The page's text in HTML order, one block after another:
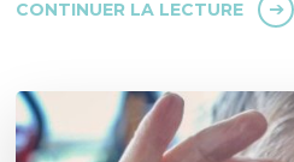
CONTINUER LA LECTURE